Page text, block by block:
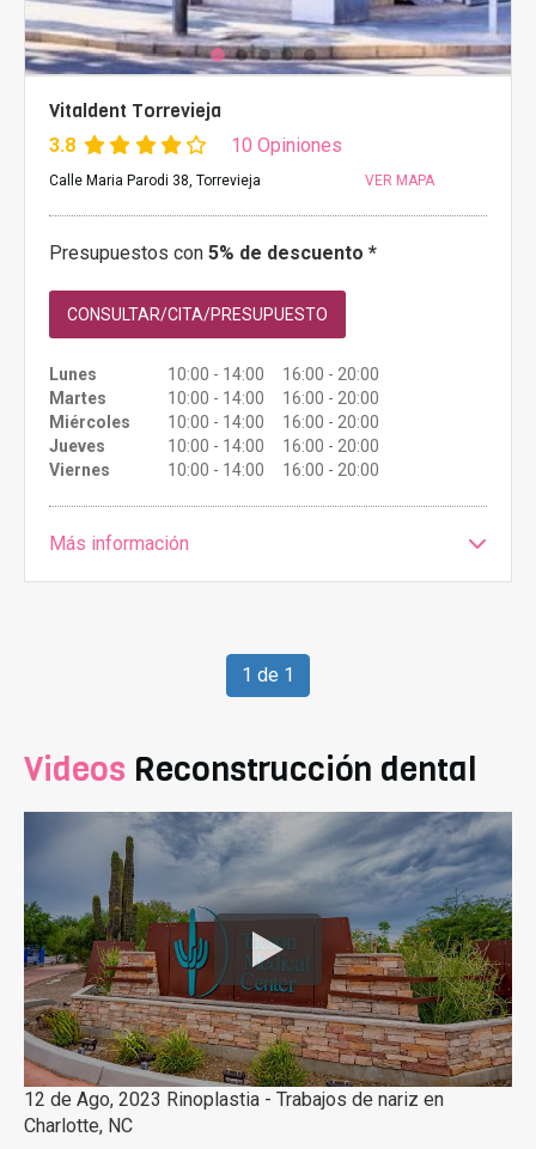
Vitaldent Torrevieja
3.8 10 Opiniones
Calle Maria Parodi 38, Torrevieja VER MAPA
Presupuestos con 5% de descuento *
CONSULTAR/CITA/PRESUPUESTO
Lunes
10:00 - 14:00 16:00 - 20:00
Martes
10:00 - 14:00 16:00 - 20:00
Miércoles
10:00 - 14:00 16:00 - 20:00
Jueves
10:00 - 14:00 16:00 - 20:00
Viernes
10:00 - 14:00 16:00 - 20:00
Más información
1 de 1
Videos Reconstrucción dental
12 de Ago, 2023 Rinoplastia - Trabajos de nariz en
Charlotte, NC